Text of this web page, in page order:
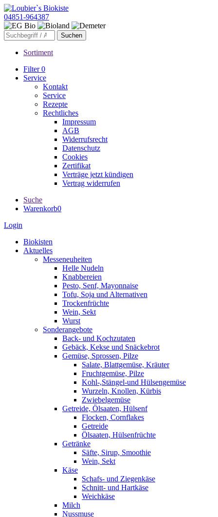
04851-964387
Sortiment
Filter0
Service
Kontakt
Service
Rezepte
Rechtliches
Impressum
AGB
Widerrufsrecht
Datenschutz
Cookies
Zertifikat
Verträge jetzt kündigen
Vertrag widerrufen
Suche
Warenkorb0
Login
Biokisten
Aktuelles
Messeneuheiten
Helle Nudeln
Knabbereien
Pesto, Senf, Mayonnaise
Tofu, Soja und Alternativen
Trockenfrüchte
Wein, Sekt
Wurst
Sonderangebote
Back- und Kochzutaten
Gebäck, Kekse und Snäckebrot
Gemüse, Sprossen, Pilze
Salate, Blattgemüse, Kräuter
Fruchtgemüse, Pilze
Kohl-,Stängel-und Hülsengemüse
Wurzeln, Knollen, Kürbis
Zwiebelgemüse
Getreide, Ölsaaten, Hülsenf
Flocken, Cornflakes
Getreide
Ölsaaten, Hülsenfrüchte
Getränke
Säfte, Sirup, Smoothie
Wein, Sekt
Käse
Schafs- und Ziegenkäse
Schnitt- und Hartkäse
Weichkäse
Milch
Nussmuse